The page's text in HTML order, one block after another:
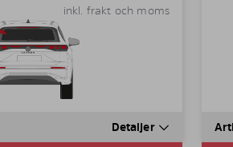
inkl. frakt och moms
Detaljer